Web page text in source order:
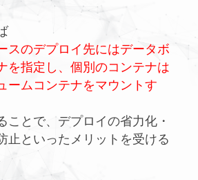
スのデプロイ先にはデータボ
を指定し、個別のコンテナは
ームコンテナをマウントす
ことで、デプロイの省力化・
止といったメリットを受ける